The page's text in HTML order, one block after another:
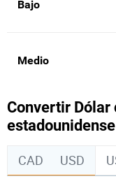
Bajo
Medio
Convertir Dólar
estadounidense
CAD USD